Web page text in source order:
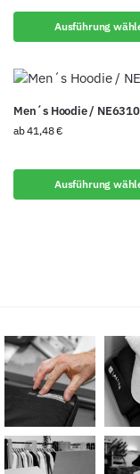
Ausführung
Men´s Hoodie /
ab41,48€
Ausführung